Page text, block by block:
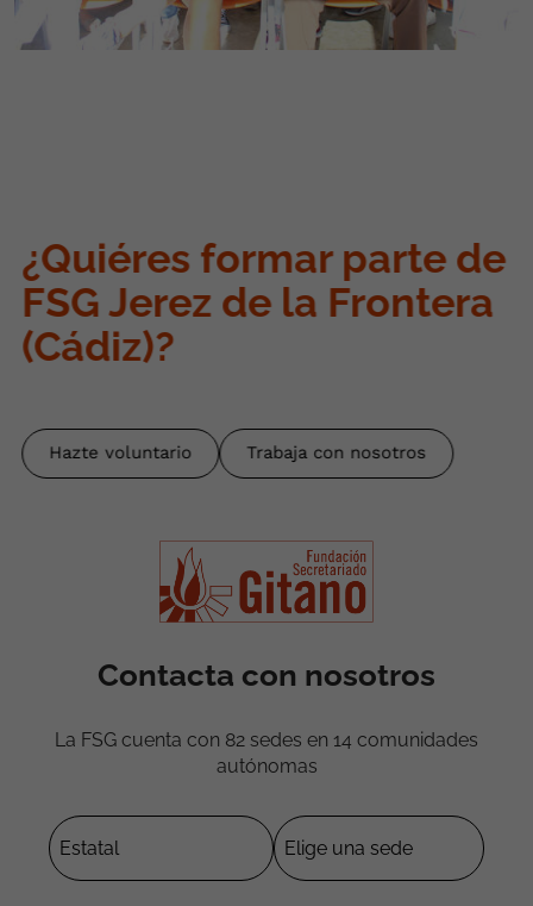
¿Quiéres formar parte de
FSG Jerez de la Frontera
(Cádiz)?
Hazte voluntario Trabaja con nosotros
Contacta con nosotros
La FSG cuenta con 82 sedes en 14 comunidades
autónomas